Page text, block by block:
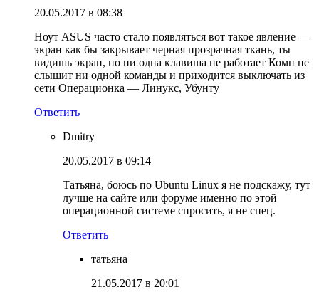
20.05.2017 в 08:38
Ноут ASUS часто стало появляться вот такое явление —
экран как бы закрывает черная прозрачная ткань, ты
видишь экран, но ни одна клавиша не работает Комп не
слышит ни одной команды и приходится выключать из
сети Операционка — Линукс, Убунту
Ответить
Dmitry
20.05.2017 в 09:14
Татьяна, боюсь по Ubuntu Linux я не подскажу, тут
лучше на сайте или форуме именно по этой
операционной системе спросить, я не спец.
Ответить
татьяна
21.05.2017 в 20:01